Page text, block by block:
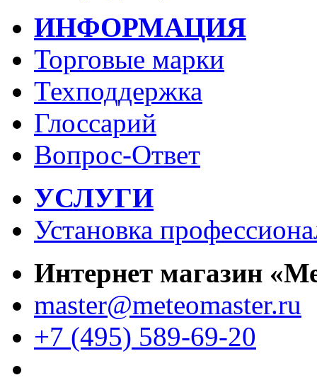
ИНФОРМАЦИЯ
Торговые марки
Техподдержка
Глоссарий
Вопрос-Ответ
УСЛУГИ
Установка
Интернет магазин
master@meteomaster.ru
+7 (495) 589-69-20